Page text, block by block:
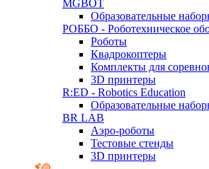
MGBOT
Образовательные
РОББО - Роботехническое
Роботы
Квадрокоптеры
Комплекты для
3D принтеры
R:ED - Robotics Education
Образовательные
BR LAB
Аэро-роботы
Тестовые стенды
3D принтеры